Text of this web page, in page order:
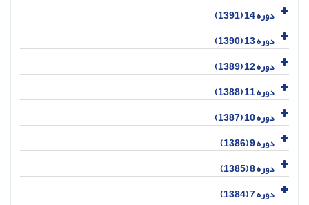
دوره 14 (1391)
دوره 13 (1390)
دوره 12 (1389)
دوره 11 (1388)
دوره 10 (1387)
دوره 9 (1386)
دوره 8 (1385)
دوره 7 (1384)